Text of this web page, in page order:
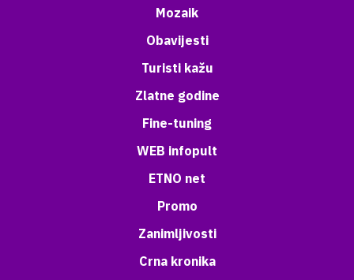
Mozaik
Obavijesti
Turisti kažu
Zlatne godine
Fine-tuning
WEB infopult
ETNO net
Promo
Zanimljivosti
Crna kronika